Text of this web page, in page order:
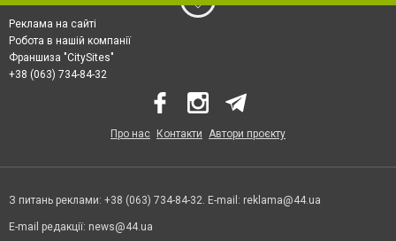
Реклама на сайті
Робота в нашій компанії
Франшиза "CitySites"
+38 (063) 734-84-32
Про нас Контакти Автори проєкту
З питань реклами: +38 (063) 734-84-32. E-mail: reklama@44.ua
E-mail редакції: news@44.ua